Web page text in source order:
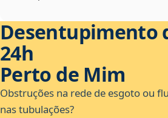
Desentupimento
24h
Perto de Mim
Obstruções na rede de esgoto ou
nas tubulações?